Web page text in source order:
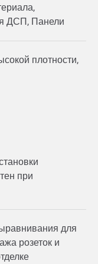
ДСП, Панели
плотности,
при
для
розеток и